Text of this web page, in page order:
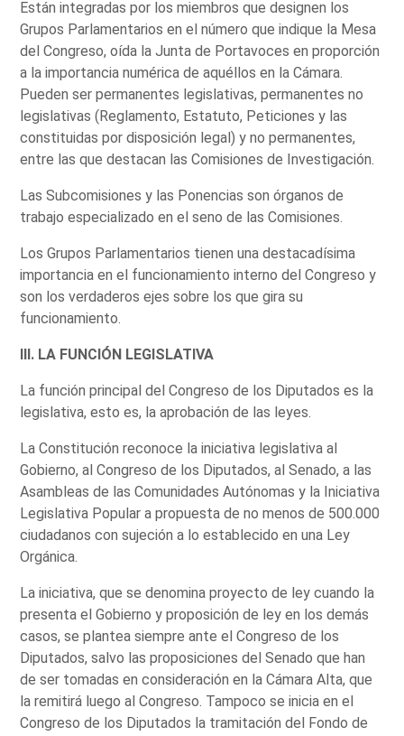
Están integradas por los miembros que designen los
Grupos Parlamentarios en el número que indique la Mesa
del Congreso, oída la Junta de Portavoces en proporción
a la importancia numérica de aquéllos en la Cámara.
Pueden ser permanentes legislativas, permanentes no
legislativas (Reglamento, Estatuto, Peticiones y las
constituidas por disposición legal) y no permanentes,
entre las que destacan las Comisiones de Investigación.
Las Subcomisiones y las Ponencias son órganos de
trabajo especializado en el seno de las Comisiones.
Los Grupos Parlamentarios tienen una destacadísima
importancia en el funcionamiento interno del Congreso y
son los verdaderos ejes sobre los que gira su
funcionamiento.
III. LA FUNCIÓN LEGISLATIVA
La función principal del Congreso de los Diputados es la
legislativa, esto es, la aprobación de las leyes.
La Constitución reconoce la iniciativa legislativa al
Gobierno, al Congreso de los Diputados, al Senado, a las
Asambleas de las Comunidades Autónomas y la Iniciativa
Legislativa Popular a propuesta de no menos de 500.000
ciudadanos con sujeción a lo establecido en una Ley
Orgánica.
La iniciativa, que se denomina proyecto de ley cuando la
presenta el Gobierno y proposición de ley en los demás
casos, se plantea siempre ante el Congreso de los
Diputados, salvo las proposiciones del Senado que han
de ser tomadas en consideración en la Cámara Alta, que
la remitirá luego al Congreso. Tampoco se inicia en el
Congreso de los Diputados la tramitación del Fondo de